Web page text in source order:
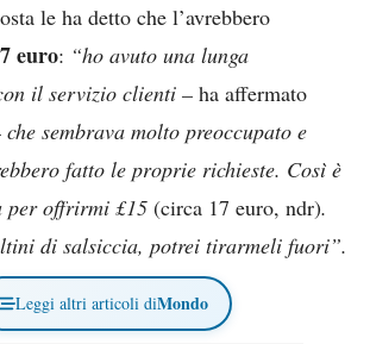
le ha detto che l’avrebbero
euro: “ho avuto una lunga
il servizio clienti – ha affermato
che sembrava molto preoccupato e
fatto le proprie richieste. Così è
per offrirmi £15 (circa 17 euro, ndr).
di salsiccia, potrei tirarmeli fuori”.
Leggi altri articoli diMondo